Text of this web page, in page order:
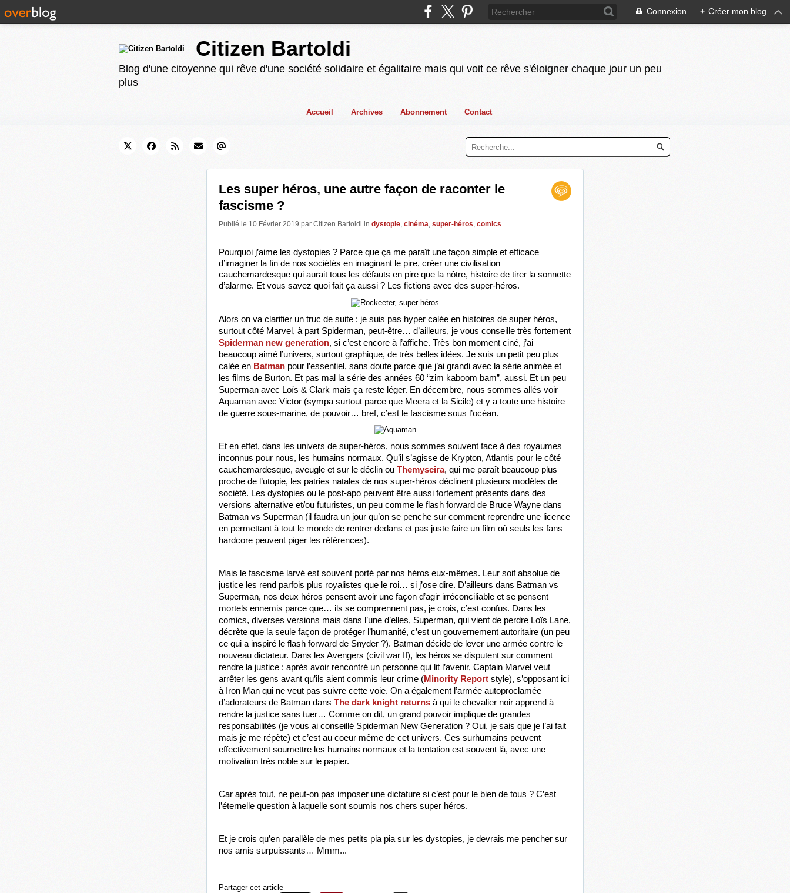
Connexion + Créer mon blog
Citizen Bartoldi
Blog d'une citoyenne qui rêve d'une société solidaire et égalitaire mais qui voit ce rêve s'éloigner chaque jour un peu
plus
Accueil Archives Abonnement Contact
Les super héros, une autre façon de raconter le
fascisme ?
Publié le 10 Février 2019 par Citizen Bartoldi in dystopie, cinéma, super-héros, comics
Pourquoi j’aime les dystopies ? Parce que ça me paraît une façon simple et efficace
d’imaginer la fin de nos sociétés en imaginant le pire, créer une civilisation
cauchemardesque qui aurait tous les défauts en pire que la nôtre, histoire de tirer la sonnette
d’alarme. Et vous savez quoi fait ça aussi ? Les fictions avec des super-héros.
Alors on va clarifier un truc de suite : je suis pas hyper calée en histoires de super héros,
Spiderman new generation, si c’est encore à l’affiche. Très bon moment ciné, j’ai
beaucoup aimé l’univers, surtout graphique, de très belles idées. Je suis un petit peu plus
calée en Batman pour l’essentiel, sans doute parce que j’ai grandi avec la série animée et
les films de Burton. Et pas mal la série des années 60 “zim kaboom bam”, aussi. Et un peu
Superman avec Loïs & Clark mais ça reste léger. En décembre, nous sommes allés voir
Aquaman avec Victor (sympa surtout parce que Meera et la Sicile) et y a toute une histoire
de guerre sous-marine, de pouvoir… bref, c’est le fascisme sous l’océan.
Et en effet, dans les univers de super-héros, nous sommes souvent face à des royaumes
inconnus pour nous, les humains normaux. Qu’il s’agisse de Krypton, Atlantis pour le côté
cauchemardesque, aveugle et sur le déclin ou Themyscira, qui me paraît beaucoup plus
proche de l’utopie, les patries natales de nos super-héros déclinent plusieurs modèles de
société. Les dystopies ou le post-apo peuvent être aussi fortement présents dans des
versions alternative et/ou futuristes, un peu comme le flash forward de Bruce Wayne dans
Batman vs Superman (il faudra un jour qu’on se penche sur comment reprendre une licence
en permettant à tout le monde de rentrer dedans et pas juste faire un film où seuls les fans
hardcore peuvent piger les références).
Mais le fascisme larvé est souvent porté par nos héros eux-mêmes. Leur soif absolue de
justice les rend parfois plus royalistes que le roi… si j’ose dire. D’ailleurs dans Batman vs
Superman, nos deux héros pensent avoir une façon d’agir irréconciliable et se pensent
mortels ennemis parce que… ils se comprennent pas, je crois, c’est confus. Dans les
comics, diverses versions mais dans l’une d’elles, Superman, qui vient de perdre Loïs Lane,
décrète que la seule façon de protéger l’humanité, c’est un gouvernement autoritaire (un peu
ce qui a inspiré le flash forward de Snyder ?). Batman décide de lever une armée contre le
nouveau dictateur. Dans les Avengers (civil war II), les héros se disputent sur comment
rendre la justice : après avoir rencontré un personne qui lit l’avenir, Captain Marvel veut
arrêter les gens avant qu’ils aient commis leur crime (Minority Report style), s’opposant ici
à Iron Man qui ne veut pas suivre cette voie. On a également l’armée autoproclamée
d’adorateurs de Batman dans The dark knight returns à qui le chevalier noir apprend à
rendre la justice sans tuer… Comme on dit, un grand pouvoir implique de grandes
responsabilités (je vous ai conseillé Spiderman New Generation ? Oui, je sais que je l’ai fait
mais je me répète) et c’est au coeur même de cet univers. Ces surhumains peuvent
effectivement soumettre les humains normaux et la tentation est souvent là, avec une
motivation très noble sur le papier.
Car après tout, ne peut-on pas imposer une dictature si c’est pour le bien de tous ? C’est
l’éternelle question à laquelle sont soumis nos chers super héros.
Et je crois qu’en parallèle de mes petits pia pia sur les dystopies, je devrais me pencher sur
nos amis surpuissants… Mmm...
Partager cet article